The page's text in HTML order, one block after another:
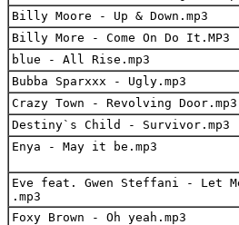
Billy Moore - Up & Down.mp3
Billy More - Come On Do It.MP3
blue - All Rise.mp3
Bubba Sparxxx - Ugly.mp3
Crazy Town - Revolving Door.mp3
Destiny`s Child - Survivor.mp3
Enya - May it be.mp3
Eve feat. Gwen Steffani - Let
.mp3
Foxy Brown - Oh yeah.mp3